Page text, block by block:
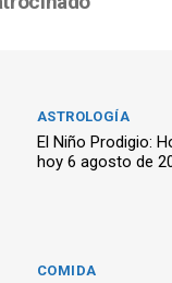
ASTROLOGÍA
El Niño Prodigio:
hoy 6 agosto de
COMIDA